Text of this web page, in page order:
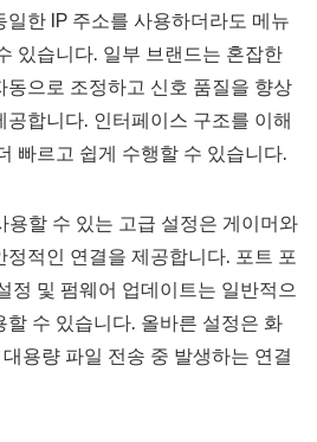
일한 IP 주소를 사용하더라도 메뉴
있습니다. 일부 브랜드는 혼잡한
으로 조정하고 신호 품질을 향상
합니다. 인터페이스 구조를 이해
빠르고 쉽게 수행할 수 있습니다.
용할 수 있는 고급 설정은 게이머와
적인 연결을 제공합니다. 포트 포
정 및 펌웨어 업데이트는 일반적으
할 수 있습니다. 올바른 설정은 화
용량 파일 전송 중 발생하는 연결